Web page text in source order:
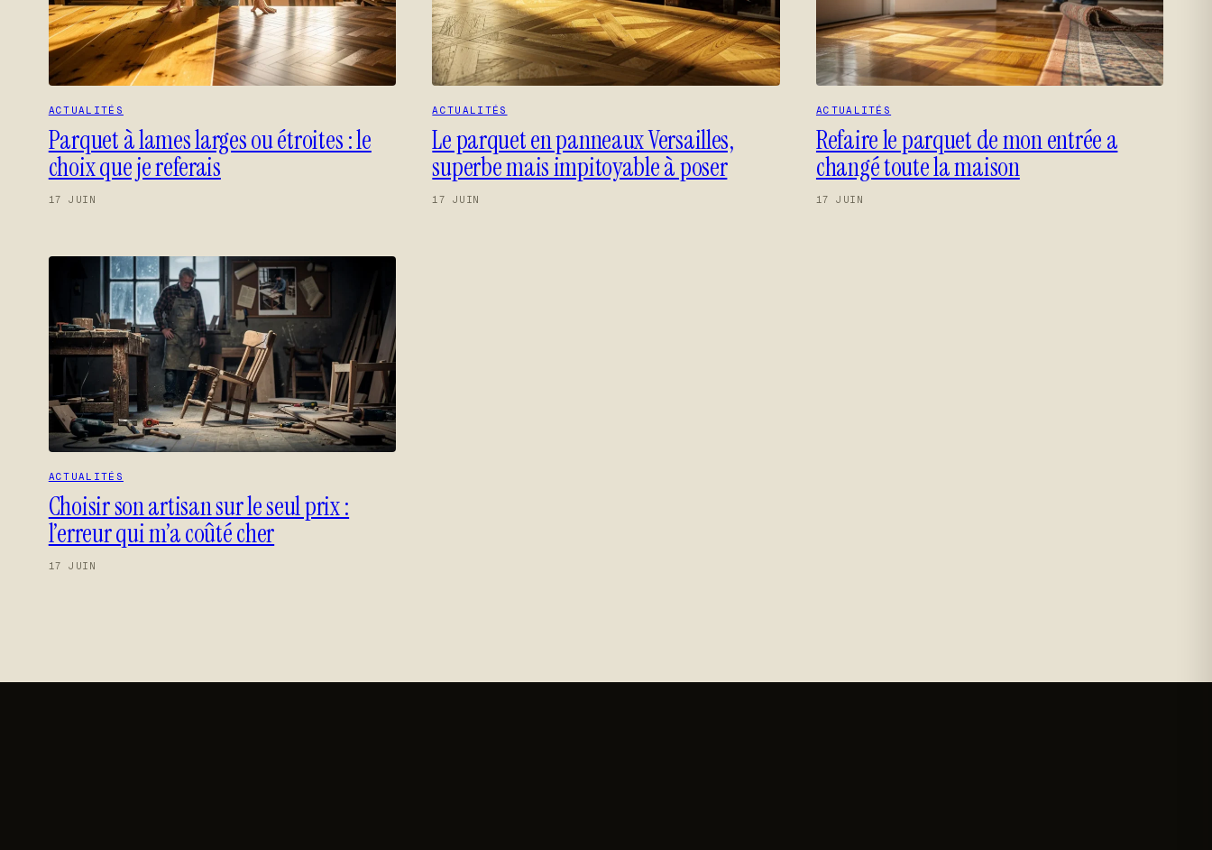
ACTUALITÉS
Parquet à lames larges ou étroites : le
choix que je referais
17 JUIN
ACTUALITÉS
Le parquet en panneaux Versailles,
superbe mais impitoyable à poser
17 JUIN
ACTUALITÉS
Refaire le parquet de mon entrée a
changé toute la maison
17 JUIN
ACTUALITÉS
Choisir son artisan sur le seul prix :
l’erreur qui m’a coûté cher
17 JUIN